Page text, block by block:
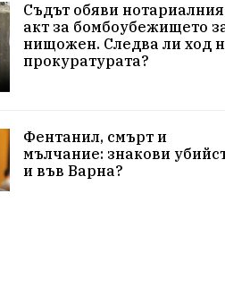
Съдът обяви нотариалния
акт за бомбоубежището
нищожен. Следва ли ход
прокуратурата?
Фентанил, смърт и
мълчание: знакови
и във Варна?